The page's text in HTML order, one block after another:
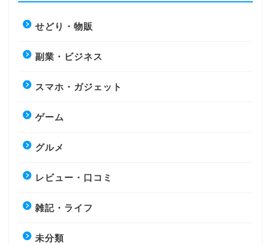
せどり・物販
副業・ビジネス
スマホ・ガジェット
ゲーム
グルメ
レビュー・口コミ
雑記・ライフ
未分類